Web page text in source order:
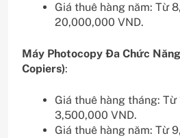
Giá thuê hàng năm: Từ
20,000,000 VND.
Máy Photocopy Đa Chức
Copiers):
Giá thuê hàng tháng:
3,500,000 VND.
Giá thuê hàng năm: Từ